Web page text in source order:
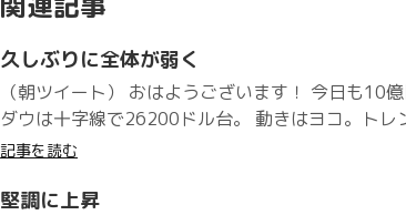
久しぶりに全体が弱く
（朝ツイート） おはようございます！ 今日も
ダウは十字線で26200ドル台。 動きはヨコ。トレ
記事を読む
堅調に上昇